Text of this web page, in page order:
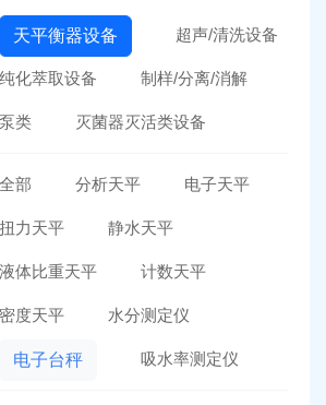
天平衡器设备 超声/清洗设备
纯化萃取设备 制样/分离/消解
泵类 灭菌器灭活类设备
全部 分析天平 电子天平
扭力天平 静水天平
液体比重天平 计数天平
密度天平 水分测定仪
电子台秤 吸水率测定仪